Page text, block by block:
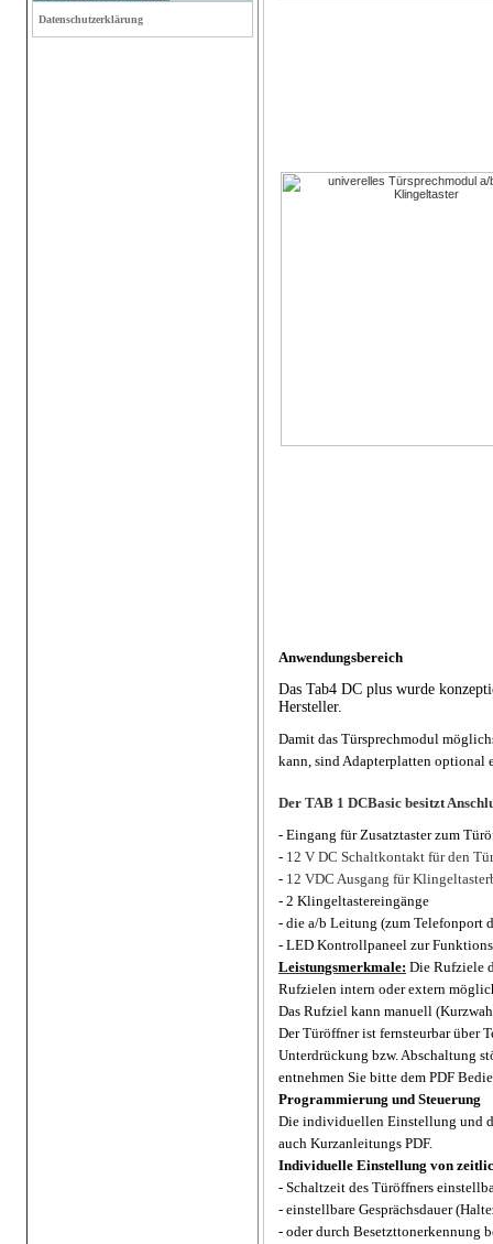
Datenschutzerklärung
Anwendungsbereich
Das Tab4 DC plus wurde
Hersteller.
Damit das Türsprechmodul
kann, sind Adapterplatten optional
Der TAB 1 DCBasic besitzt
- Eingang für Zusatztaster zum
- 12 V DC Schaltkontakt für den
- 12 VDC Ausgang für
- 2 Klingeltastereingänge
- die a/b Leitung (zum Telefonport
- LED Kontrollpaneel zur
Leistungsmerkmale: Die Rufziele
Rufzielen intern oder extern
Das Rufziel kann manuell
Der Türöffner ist fernsteurbar über
Unterdrückung bzw. Abschaltung
entnehmen Sie bitte dem PDF
Programmierung und Steuerung
Die individuellen Einstellung und
auch Kurzanleitungs PDF.
Individuelle Einstellung von
- Schaltzeit des Türöffners
- einstellbare Gesprächsdauer
- oder durch Besetzttonerkennung